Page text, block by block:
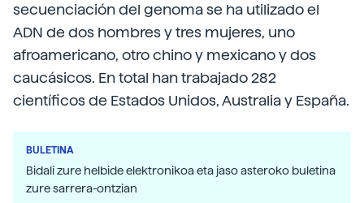
secuenciación del genoma se ha utilizado el
ADN de dos hombres y tres mujeres, uno
afroamericano, otro chino y mexicano y dos
caucásicos. En total han trabajado 282
científicos de Estados Unidos, Australia y España.
BULETINA
Bidali zure helbide elektronikoa eta jaso asteroko buletina
zure sarrera-ontzian